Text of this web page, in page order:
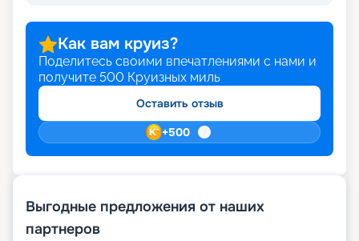
Как вам круиз?
Поделитесь своими впечатлениями с нами и
получите 500 Круизных миль
Оставить отзыв
+500
Выгодные предложения от наших
партнеров